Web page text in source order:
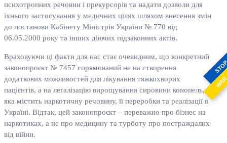
психотропних речовин і прекурсорів та надати дозволи для
їхнього застосування у медичних цілях шляхом внесення змін
до постанови Кабінету Міністрів України № 770 від
06.05.2000 року та інших діючих підзаконних актів.
Враховуючи ці факти для нас стає очевидним, що конкретний
законопроєкт № 7457 спрямований не на створення
додаткових можливостей для лікування тяжкохворих
пацієнтів, а на легалізацію вирощування сировини конопель,
яка містить наркотичну речовину, її переробки та реалізації в
Україні. Відтак, цей законопроєкт – переважно про бізнес на
наркотиках, а не про медицину та турботу про постраждалих
від війни.